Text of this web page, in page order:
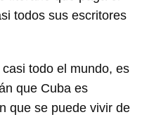
todos sus escritores
todo el mundo, es
que Cuba es
que se puede vivir de